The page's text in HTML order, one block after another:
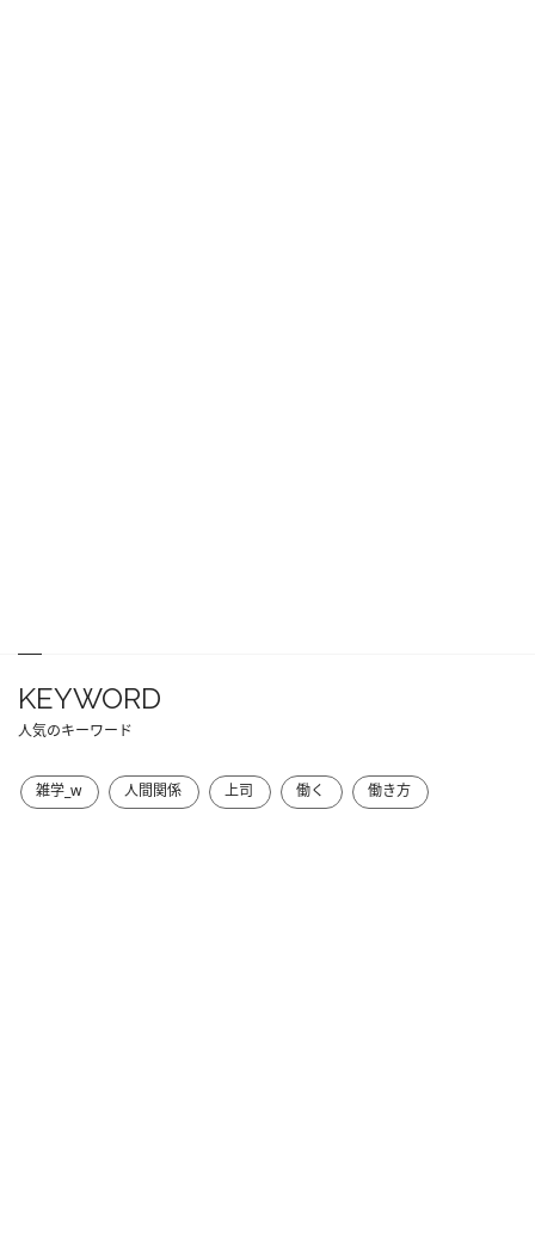
KEYWORD
人気のキーワード
雑学_w 人間関係 上司 働く 働き方